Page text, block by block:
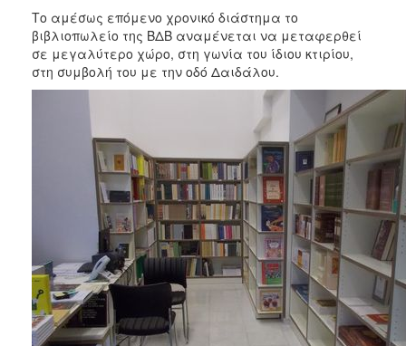
Το αμέσως επόμενο χρονικό διάστημα το
βιβλιοπωλείο της ΒΔΒ αναμένεται να μεταφερθεί
σε μεγαλύτερο χώρο, στη γωνία του ίδιου κτιρίου,
στη συμβολή του με την οδό Δαιδάλου.